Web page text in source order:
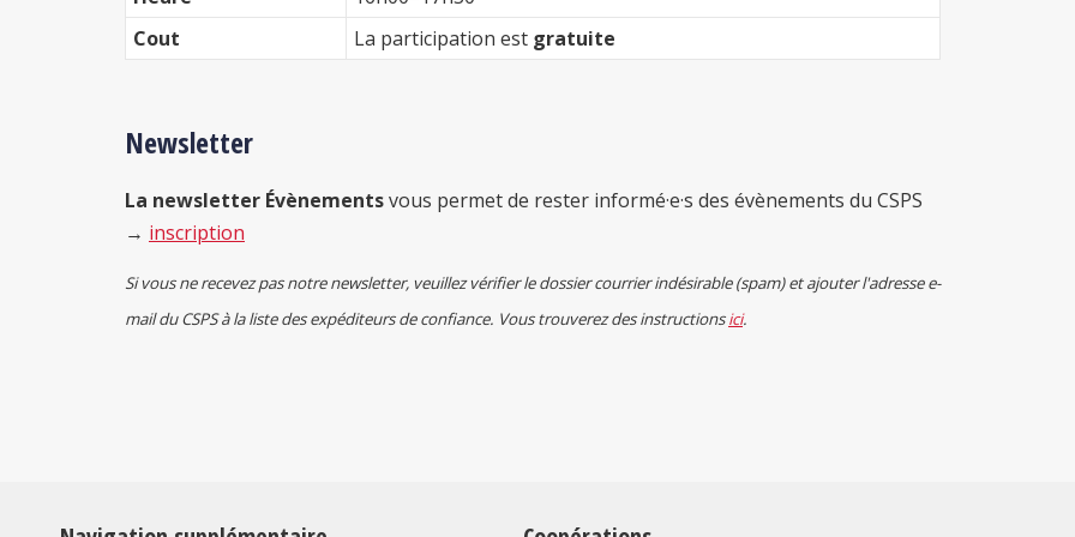
Cout
La participation est gratuite
Newsletter
La newsletter Évènementsvous permet de rester informé·e·s des évènements du CSPS
→ inscription
Si vous ne recevez pas notre newsletter, veuillez vérifier le dossier courrier indésirable (spam) et ajouter l'adresse e-
mail du CSPS à la liste des expéditeurs de confiance. Vous trouverez des instructionsici.